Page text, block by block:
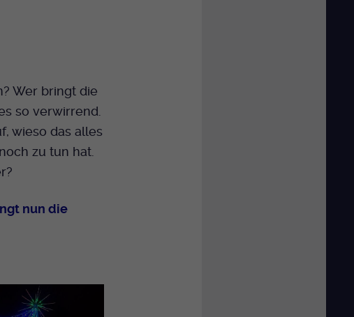
Wer bringt die
so verwirrend.
wieso das alles
zu tun hat.
nun die